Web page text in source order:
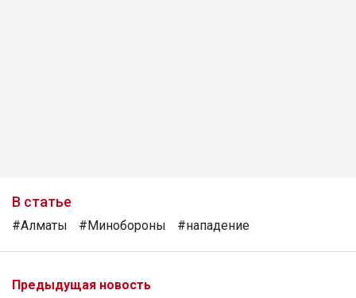
В статье
#Алматы #Минобороны #нападение
Предыдущая новость